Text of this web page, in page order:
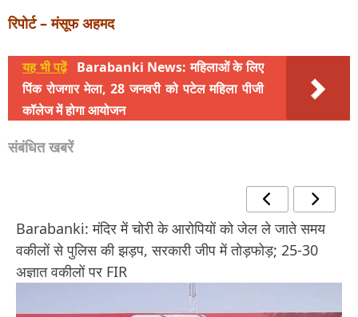
रिपोर्ट – मंसूफ अहमद
यह भी पढ़ें Barabanki News: महिलाओं के लिए
पिंक रोजगार मेला, 28 जनवरी को पटेल महिला पीजी
कॉलेज में होगा आयोजन
संबंधित खबरें
Barabanki: मंदिर में चोरी के आरोपियों को जेल ले जाते समय
वकीलों से पुलिस की झड़प, सरकारी जीप में तोड़फोड़; 25-30
अज्ञात वकीलों पर FIR